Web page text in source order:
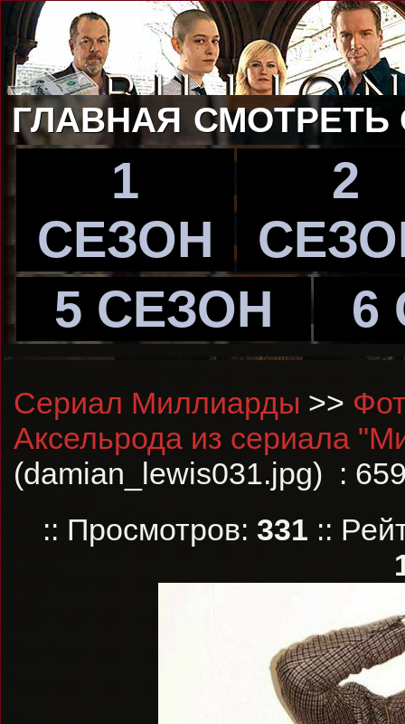
ГЛАВНАЯ СМОТРЕТЬ
1
СЕЗОН
2
5 СЕЗОН
6
Сериал Миллиарды >>
Аксельрода из сериала
(damian_lewis031.jpg) :
:: Просмотров: 331 ::